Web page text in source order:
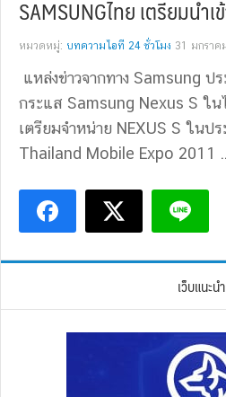
SAMSUNGไทย เตรียมนำ
หมวดหมู่: บทความไอที 24 ชั่วโมง 31 มกราค
แหล่งข่าวจากทาง Samsung ป
กระแส Samsung Nexus S ใ
เตรียมจำหน่าย NEXUS S ในป
Thailand Mobile Expo 2011
เว็บแนะนำ